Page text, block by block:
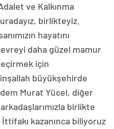
ve Kalkınma
birlikteyiz.
hayatını
daha güzel mamur
için
inşallah büyükşehirde
Murat Yücel, diğer
birlikte
İttifakı kazanınca biliyoruz